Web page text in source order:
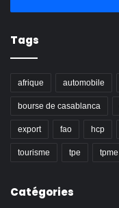
Tags
afrique automobile
bourse de casablanca
export fao hcp
tourisme tpe tpme
Catégories